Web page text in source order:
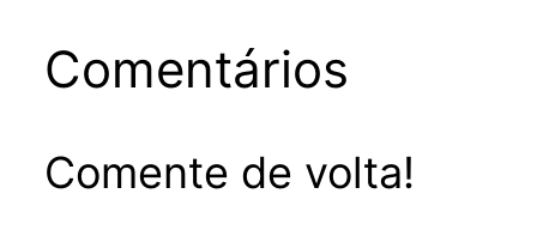
Comentários
Comente de volta!